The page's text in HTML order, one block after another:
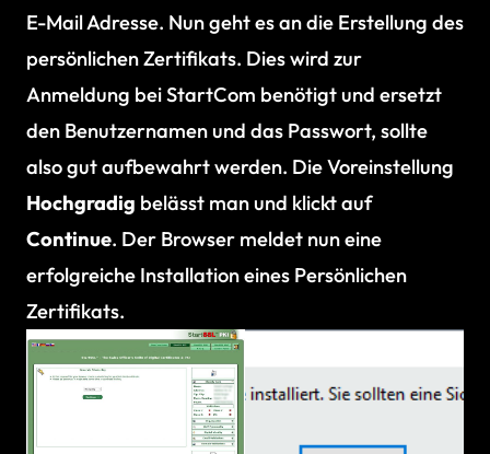
E-Mail Adresse. Nun geht es an die Erstellung des
persönlichen Zertifikats. Dies wird zur
Anmeldung bei StartCom benötigt und ersetzt
den Benutzernamen und das Passwort, sollte
also gut aufbewahrt werden. Die Voreinstellung
Hochgradig belässt man und klickt auf
Continue. Der Browser meldet nun eine
erfolgreiche Installation eines Persönlichen
Zertifikats.